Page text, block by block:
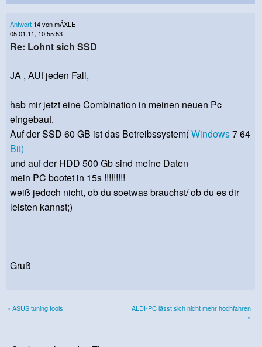
Antwort 14 von mÄXLE
05.01.11, 10:55:53
Re: Lohnt sich SSD
JA , AUf jeden Fall,
hab mir jetzt eine Combination in meinen neuen Pc
eingebaut.
Auf der SSD 60 GB ist das Betreibssystem(Windows7 64
Bit)
und auf der HDD 500 Gb sind meine Daten
mein PC bootet in 15s !!!!!!!!!
weiß jedoch nicht, ob du soetwas brauchst/ ob du es dir
leisten kannst;)
Gruß
« ASUS tuning tools
ALDI-PC lässt sich nicht mehr hochfahren
»